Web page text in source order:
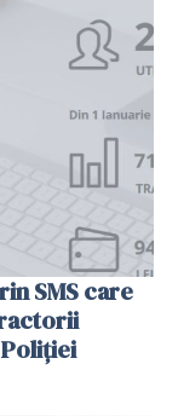
SMS care